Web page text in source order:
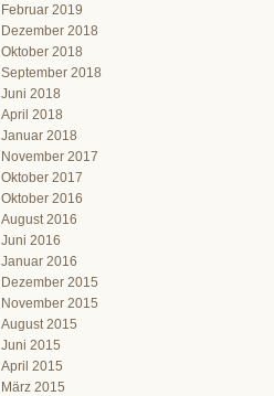
Februar 2019
Dezember 2018
Oktober 2018
September 2018
Juni 2018
April 2018
Januar 2018
November 2017
Oktober 2017
Oktober 2016
August 2016
Juni 2016
Januar 2016
Dezember 2015
November 2015
August 2015
Juni 2015
April 2015
März 2015